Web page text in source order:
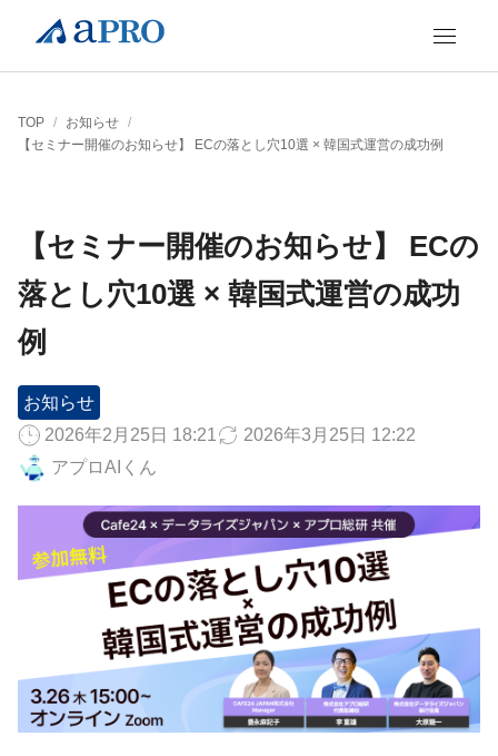
TOP / お知らせ /
【セミナー開催のお知らせ】 ECの落とし穴10選 × 韓国式運営の成功例
【セミナー開催のお知らせ】 ECの
落とし穴10選 × 韓国式運営の成功
例
お知らせ
2026年2月25日 18:21
2026年3月25日 12:22
アプロAIくん